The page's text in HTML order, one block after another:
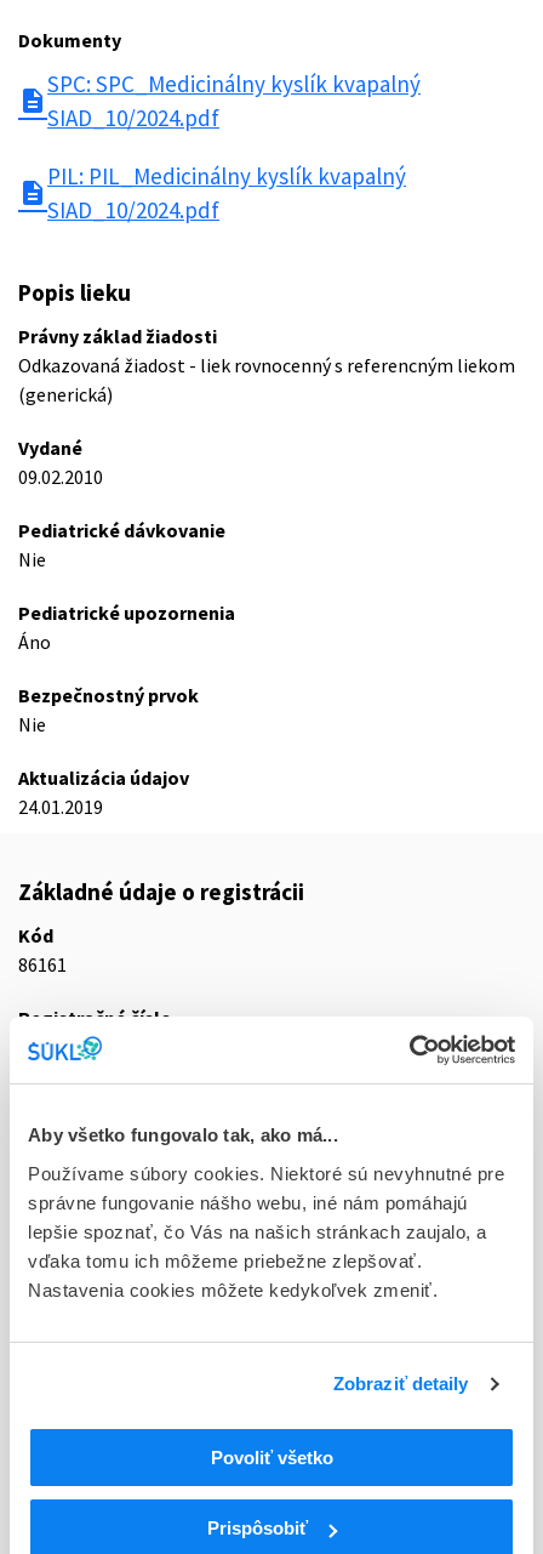
Aby všetko fungovalo tak, ako má...
Používame súbory cookies. Niektoré sú nevyhnutné pre
správne fungovanie nášho webu, iné nám pomáhajú
lepšie spoznať, čo Vás na našich stránkach zaujalo, a
vďaka tomu ich môžeme priebežne zlepšovať.
Nastavenia cookies môžete kedykoľvek zmeniť.
Zobraziť detaily
Povoliť všetko
Prispôsobiť
Dokumenty
description
SPC: SPC_Medicinálny kyslík kvapalný
SIAD_10/2024.pdf
description
PIL: PIL_Medicinálny kyslík kvapalný
SIAD_10/2024.pdf
Popis lieku
Právny základ žiadosti
Odkazovaná žiadost - liek rovnocenný s referencným liekom
(generická)
Vydané
09.02.2010
Pediatrické dávkovanie
Nie
Pediatrické upozornenia
Áno
Bezpečnostný prvok
Nie
Aktualizácia údajov
24.01.2019
Základné údaje o registrácii
Kód
86161
Registračné číslo
87/0851/09-S
gas inh 262 kg (mob.kryog.zásobník 230/4)
Stav
D - Registrácia bez obmedzenia platnosti
Typ registračnej procedúry
Vzájomné uznávanie (mutual recognition proc.)
Držiteľ, krajina
Indikačná skupina
Rôzne (vária)